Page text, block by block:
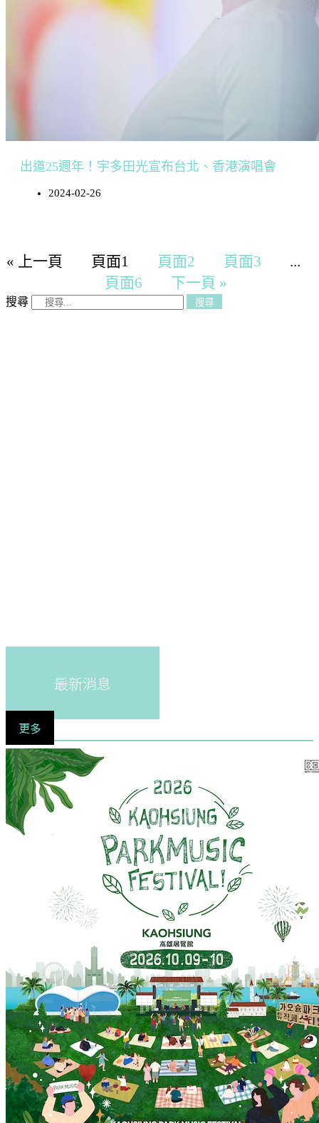
出道25週年！宇多田光宣布台北、香港演唱會
2024-02-26
« 上一頁 頁面1 頁面2 頁面3
...
頁面6 下一頁 »
搜尋 搜尋
最新消息
更多